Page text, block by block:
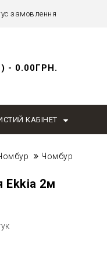
замовлення
- 0.00ГРН.
КАБІНЕТ
Чомбур
Ekkia 2м